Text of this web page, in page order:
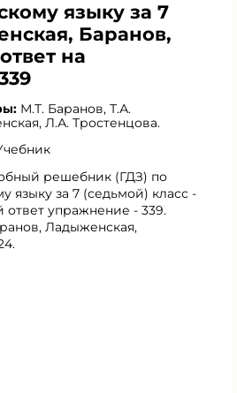
языку за 7
Баранов,
на
М.Т. Баранов, Т.А.
, Л.А. Тростенцова.
решебник (ГДЗ) по
языку за 7 (седьмой) класс -
ответ упражнение - 339.
Ладыженская,